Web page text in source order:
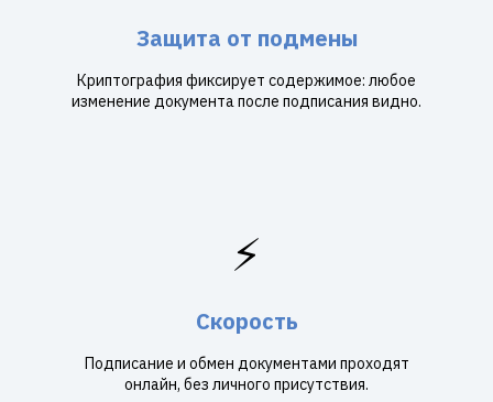
Защита от подмены
Криптография фиксирует содержимое: любое
изменение документа после подписания видно.
⚡
Скорость
Подписание и обмен документами проходят
онлайн, без личного присутствия.